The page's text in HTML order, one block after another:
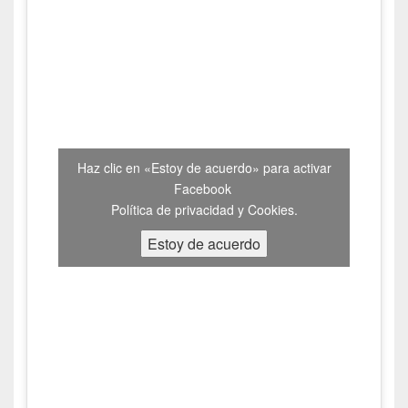
Haz clic en «Estoy de acuerdo» para activar
Facebook
Política de privacidad y Cookies.
Estoy de acuerdo